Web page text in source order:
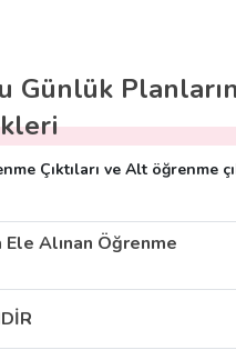
Günlük
Çıktıları ve Alt öğrenme
Alınan Öğrenme